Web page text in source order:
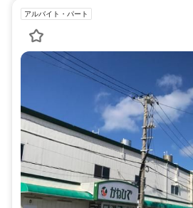
アルバイト・パート